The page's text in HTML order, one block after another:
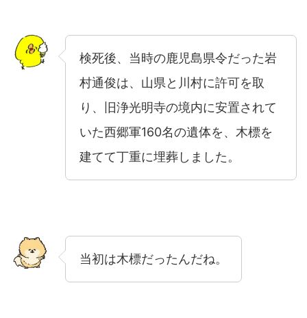
検死後、当時の鹿児島県令だった岩
村通俊は、山県と川村に許可を取
り、旧浄光明寺の境内に安置されて
いた西郷軍160名の遺体を、木標を
建てて丁重に埋葬しました。
当初は木標だったんだね。